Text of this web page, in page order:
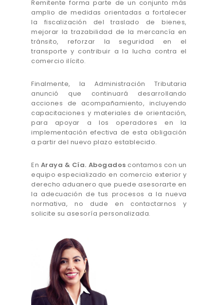
Remitente forma parte de un conjunto más
amplio de medidas orientadas a fortalecer
la fiscalización del traslado de bienes,
mejorar la trazabilidad de la mercancía en
tránsito, reforzar la seguridad en el
transporte y contribuir a la lucha contra el
comercio ilícito.
Finalmente, la Administración Tributaria
anunció que continuará desarrollando
acciones de acompañamiento, incluyendo
capacitaciones y materiales de orientación,
para apoyar a los operadores en la
implementación efectiva de esta obligación
a partir del nuevo plazo establecido.
En Araya & Cía. Abogados contamos con un
equipo especializado en comercio exterior y
derecho aduanero que puede asesorarte en
la adecuación de tus procesos a la nueva
normativa, no dude en contactarnos y
solicite su asesoría personalizada.